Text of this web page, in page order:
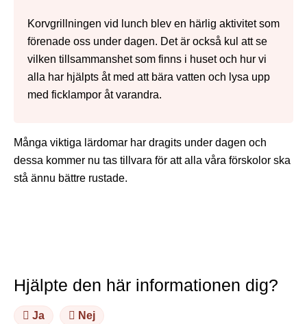
Korvgrillningen vid lunch blev en härlig aktivitet som
förenade oss under dagen. Det är också kul att se
vilken tillsammanshet som finns i huset och hur vi
alla har hjälpts åt med att bära vatten och lysa upp
med ficklampor åt varandra.
Många viktiga lärdomar har dragits under dagen och
dessa kommer nu tas tillvara för att alla våra förskolor ska
stå ännu bättre rustade.
Hjälpte den här informationen dig?
Ja Nej